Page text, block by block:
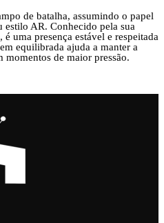
de batalha, assumindo o papel
estilo AR. Conhecido pela sua
uma presença estável e respeitada
equilibrada ajuda a manter a
momentos de maior pressão.